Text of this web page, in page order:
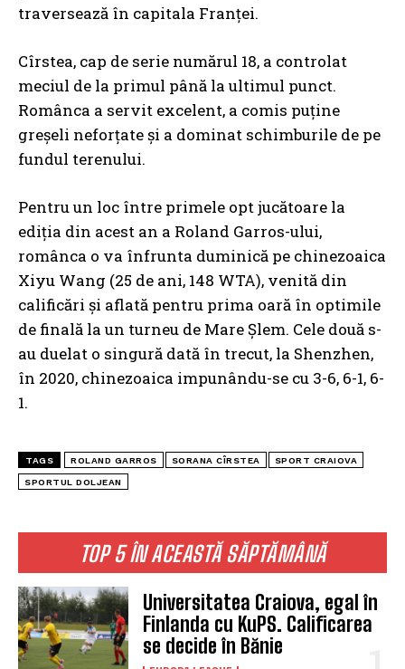
TOP 5 ÎN ACEASTĂ SĂPTĂMÂNĂ
Universitatea Craiova, egal în
Finlanda cu KuPS. Calificarea
se decide în Bănie
traversează în capitala Franței.
Cîrstea, cap de serie numărul 18, a controlat
meciul de la primul până la ultimul punct.
Românca a servit excelent, a comis puține
greșeli neforțate și a dominat schimburile de pe
fundul terenului.
Pentru un loc între primele opt jucătoare la
ediția din acest an a Roland Garros-ului,
românca o va înfrunta duminică pe chinezoaica
Xiyu Wang (25 de ani, 148 WTA), venită din
calificări și aflată pentru prima oară în optimile
de finală la un turneu de Mare Șlem. Cele două s-
au duelat o singură dată în trecut, la Shenzhen,
în 2020, chinezoaica impunându-se cu 3-6, 6-1, 6-
1.
TAGS ROLAND GARROS SORANA CÎRSTEA SPORT CRAIOVA
SPORTUL DOLJEAN